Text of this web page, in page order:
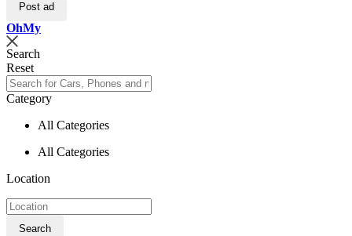
Post ad
OhMy
Search
Reset
Category
All Categories
All Categories
Location
Search